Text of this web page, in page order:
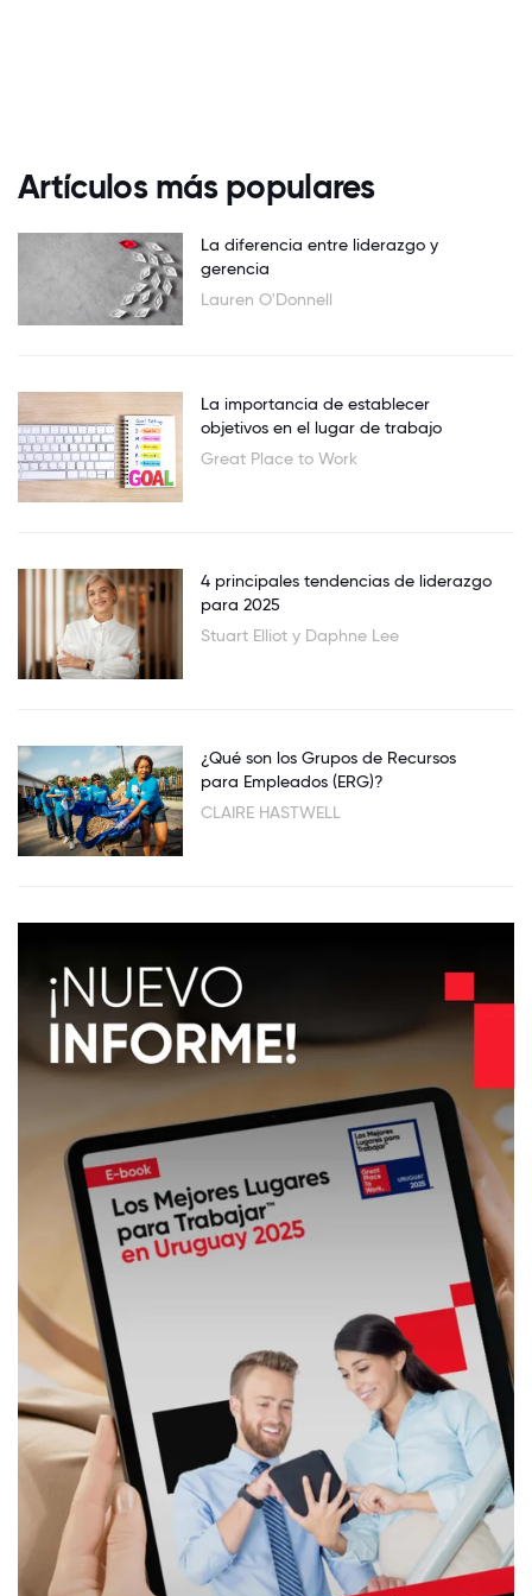
Artículos más populares
La diferencia entre liderazgo y
gerencia
Lauren O'Donnell
La importancia de establecer
objetivos en el lugar de trabajo
Great Place to Work
4 principales tendencias de liderazgo
para 2025
Stuart Elliot y Daphne Lee
¿Qué son los Grupos de Recursos
para Empleados (ERG)?
CLAIRE HASTWELL